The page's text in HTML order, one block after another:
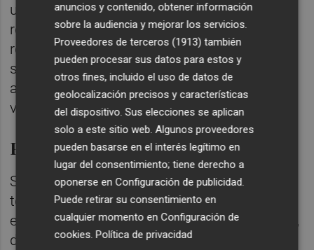
urgencias del momento, de reparación, de
reconstrucción social y económica y de
renacimiento", ha dicho y ha incidido en que
se ha "superado la hipoteca reputacional y
ahora es el momento de consolidar la vía
valenciana en todos los ámbitos posibles".
Proyecto para la Comunitat
Su programa, ha dicho, es "un proyecto para
toda laComunitat Valenciana, sin
exclusiones sin fanatismos sin sectarismos,
desde una visión abierta".
anuncios y contenido, obtener información
sobre la audiencia y mejorar los servicios.
Proveedores de terceros (1913) también
pueden procesar sus datos para estos y
otros fines, incluido el uso de datos de
geolocalización precisos y características
del dispositivo. Sus elecciones se aplican
solo a este sitio web. Algunos proveedores
pueden basarse en el interés legítimo en
lugar del consentimiento; tiene derecho a
oponerse enConfiguración de publicidad.
Puede retirar su consentimiento en
cualquier momento enConfiguración de
cookies.Política de privacidad